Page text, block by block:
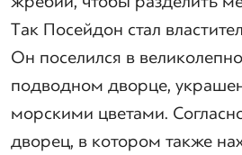
Так Посейдон стал
Он поселился в
подводном дворце,
морскими цветами.
дворец, в котором также